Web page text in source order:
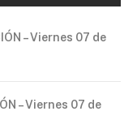
– Viernes 07 de
– Viernes 07 de